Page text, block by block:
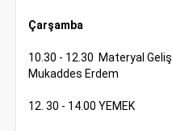
Çarşamba
10.30 - 12.30 Materyal
Mukaddes Erdem
12. 30 - 14.00 YEMEK